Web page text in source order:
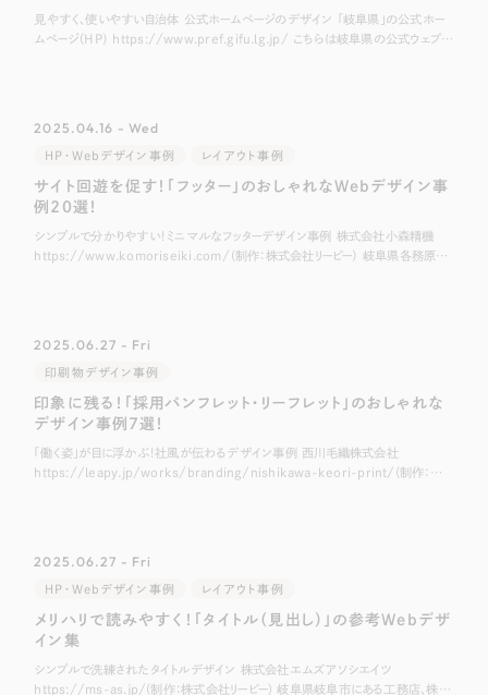
見やすく、使いやすい自治体 公式ホームページのデザイン 「岐阜県」の公式ホー
ムページ（HP） https://www.pref.gifu.lg.jp/ こちらは岐阜県の公式ウェブサ
2025.04.16 - Wed
HP・Webデザイン事例 レイアウト事例
サイト回遊を促す！「フッター」のおしゃれなWebデザイン事
例20選！
シンプルで分かりやすい！ミニマルなフッターデザイン事例 株式会社小森精機
https://www.komoriseiki.com/（制作：株式会社リーピー） 岐阜県各務原市
2025.06.27 - Fri
印刷物デザイン事例
印象に残る！「採用パンフレット・リーフレット」のおしゃれな
デザイン事例7選！
「働く姿」が目に浮かぶ！社風が伝わるデザイン事例 西川毛織株式会社
https://leapy.jp/works/branding/nishikawa-keori-print/(制作：株
2025.06.27 - Fri
HP・Webデザイン事例 レイアウト事例
メリハリで読みやすく！「タイトル（見出し）」の参考Webデザ
イン集
シンプルで洗練されたタイトルデザイン 株式会社エムズアソシエイツ
https://ms-as.jp/(制作：株式会社リーピー) 岐阜県岐阜市にある工務店、株式